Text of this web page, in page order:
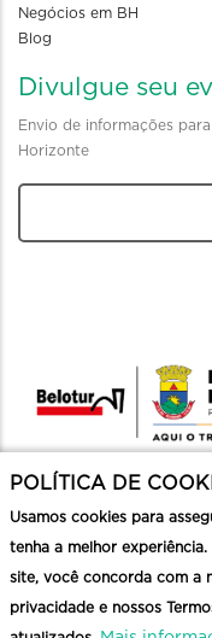
Negócios em BH
Blog
Divulgue seu
Envio de informações
Horizonte
POLÍTICA DE
Usamos cookies para
tenha a melhor experiência.
site, você concorda com a
privacidade e nossos